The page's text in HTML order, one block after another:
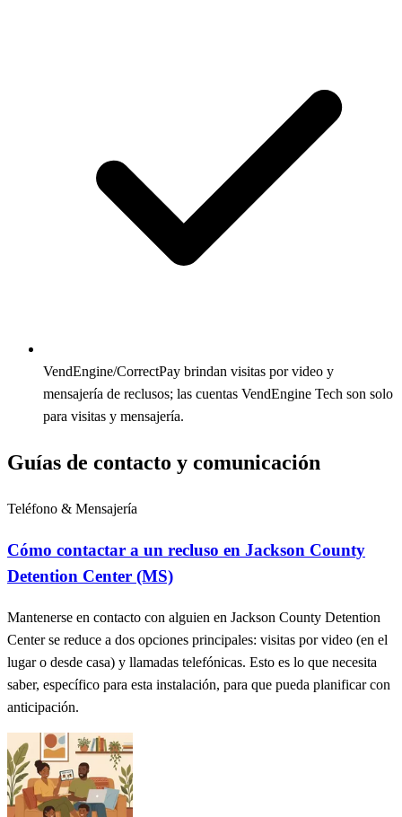
VendEngine/CorrectPay brindan visitas por video y
mensajería de reclusos; las cuentas VendEngine Tech son solo
para visitas y mensajería.
Guías de contacto y comunicación
Teléfono & Mensajería
Cómo contactar a un recluso en Jackson County
Detention Center (MS)
Mantenerse en contacto con alguien en Jackson County Detention
Center se reduce a dos opciones principales: visitas por video (en el
lugar o desde casa) y llamadas telefónicas. Esto es lo que necesita
saber, específico para esta instalación, para que pueda planificar con
anticipación.